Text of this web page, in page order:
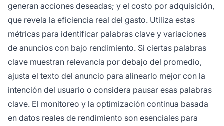
generan acciones deseadas; y el costo por adquisición,
que revela la eficiencia real del gasto. Utiliza estas
métricas para identificar palabras clave y variaciones
de anuncios con bajo rendimiento. Si ciertas palabras
clave muestran relevancia por debajo del promedio,
ajusta el texto del anuncio para alinearlo mejor con la
intención del usuario o considera pausar esas palabras
clave. El monitoreo y la optimización continua basada
en datos reales de rendimiento son esenciales para